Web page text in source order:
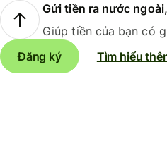
Gửi tiền ra nước
Giúp tiền của bạn có
Đăng ký
Tìm hiểu